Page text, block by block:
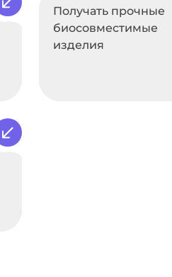
Получать прочные
биосовместимые
изделия